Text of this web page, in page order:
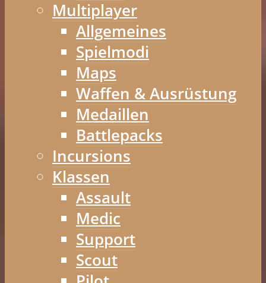
Multiplayer
Allgemeines
Spielmodi
Maps
Waffen & Ausrüstung
Medaillen
Battlepacks
Incursions
Klassen
Assault
Medic
Support
Scout